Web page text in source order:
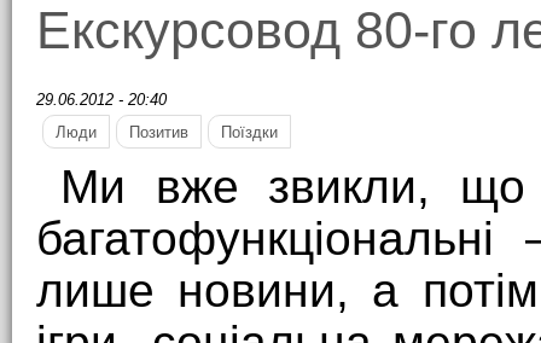
Екскурсовод 80-го
29.06.2012 - 20:40
Люди
Позитив Поїздки
Ми вже звикли, що
лише новини, а потім